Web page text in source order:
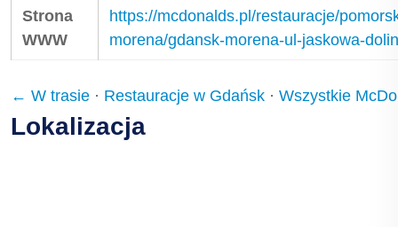
Strona
WWW
https://mcdonalds.pl/restauracje/
morena/gdansk-morena-ul-jaskowa-
← W trasie · Restauracje w Gdańsk · Wszystkie
Lokalizacja